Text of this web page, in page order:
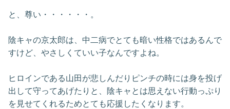
と、尊い・・・・・・。
陰キャの京太郎は、中二病でとても暗い性格ではあるんで
すけど、やさしくていい子なんですよね。
ヒロインである山田が悲しんだりピンチの時には身を投げ
出して守ってあげたりと、陰キャとは思えない行動っぷり
を見せてくれるためとても応援したくなります。